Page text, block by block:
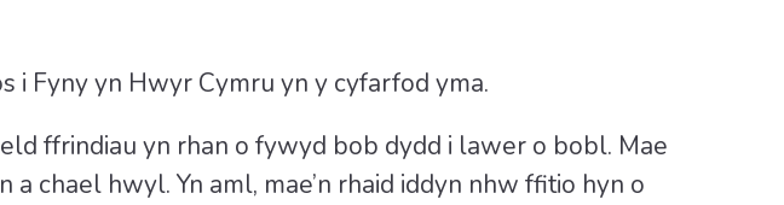
i Fyny yn Hwyr Cymru yn y cyfarfod yma.
ffrindiau yn rhan o fywyd bob dydd i lawer o bobl. Mae
chael hwyl. Yn aml, mae’n rhaid iddyn nhw ffitio hyn o